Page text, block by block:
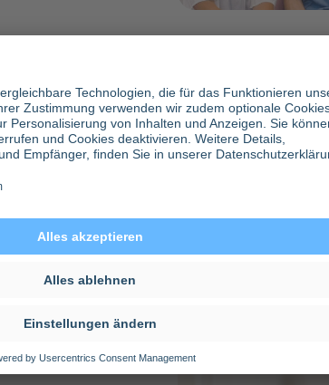
doctari Travel
doctari vermittelt
passende